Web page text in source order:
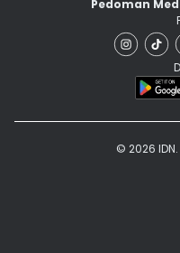
Pedoman
© 2026